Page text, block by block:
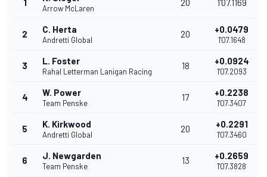
1
Arrow McLaren
20 1'07.1169
2 C. Herta
Andretti Global
20 +0.0479
1'07.1648
3 L. Foster
Rahal Letterman Lanigan Racing
18 +0.0924
1'07.2093
4 W. Power
Team Penske
17 +0.2238
1'07.3407
5 K. Kirkwood
Andretti Global
20 +0.2291
1'07.3460
6 J. Newgarden
Team Penske
13 +0.2659
1'07.3828